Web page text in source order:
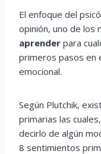
El enfoque del
opinión, uno de los
aprender para
primeros pasos en
emocional.
Según Plutchik,
primarias las
decirlo de algún
8 sentimientos